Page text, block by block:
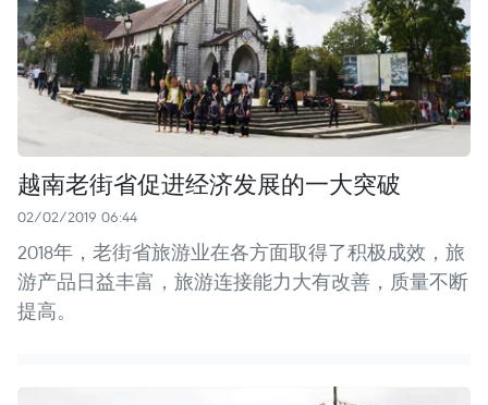
越南老街省促进经济发展的一大突破
02/02/2019 06:44
2018年，老街省旅游业在各方面取得了积极成效，旅
游产品日益丰富，旅游连接能力大有改善，质量不断
提高。